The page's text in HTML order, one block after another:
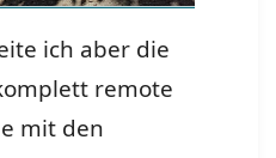
ich aber die
remote
mit den